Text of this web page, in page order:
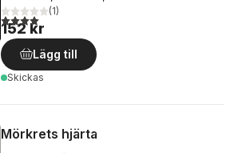
4,0utav 5 stjärnor. Totalt antal röster:
(1)
152 kr
Lägg till
Skickas
Mörkrets hjärta